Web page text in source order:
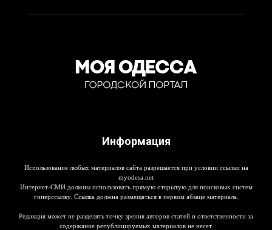
Информация
Использование любых материалов сайта разрешается при условии ссылки на
myodesa.net
Интернет-СМИ должны использовать прямую открытую для поисковых систем
гиперссылку. Ссылка должна размещаться в первом абзаце материала.
Редакция может не разделять точку зрения авторов статей и ответственности за
содержание републицируемых материалов не несет.